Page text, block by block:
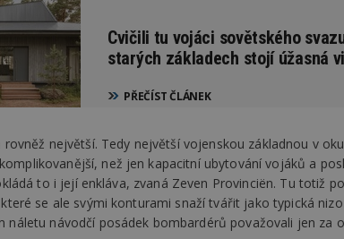
Cvičili tu vojáci sovětského
starých základech stojí úžasná
PŘEČÍST ČLÁNEK
rovněž největší. Tedy největší vojenskou základnou v
než jen kapacitní ubytování vojáků a
to i její enkláva, zvaná Zeven Provinciën. Tu totiž
se ale svými konturami snaží tvářit jako typická
náletu návodčí posádek bombardérů považovali jen za